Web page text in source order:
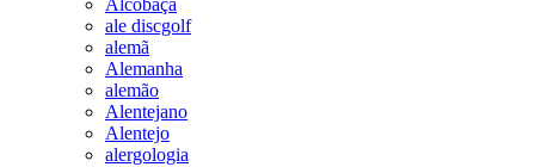
ale discgolf
alemã
Alemanha
alemão
Alentejano
Alentejo
alergologia